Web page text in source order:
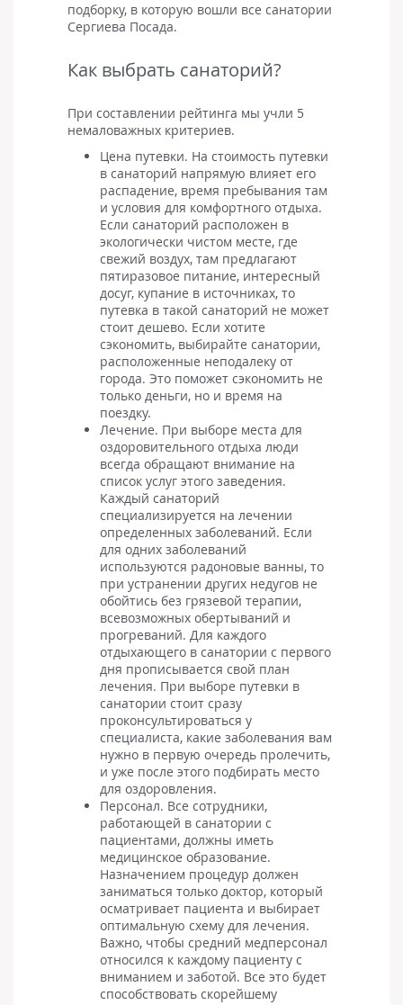
подборку, в которую вошли все санатории
Сергиева Посада.
Как выбрать санаторий?
При составлении рейтинга мы учли 5
немаловажных критериев.
Цена путевки. На стоимость путевки
в санаторий напрямую влияет его
распадение, время пребывания там
и условия для комфортного отдыха.
Если санаторий расположен в
экологически чистом месте, где
свежий воздух, там предлагают
пятиразовое питание, интересный
досуг, купание в источниках, то
путевка в такой санаторий не может
стоит дешево. Если хотите
сэкономить, выбирайте санатории,
расположенные неподалеку от
города. Это поможет сэкономить не
только деньги, но и время на
поездку.
Лечение. При выборе места для
оздоровительного отдыха люди
всегда обращают внимание на
список услуг этого заведения.
Каждый санаторий
специализируется на лечении
определенных заболеваний. Если
для одних заболеваний
используются радоновые ванны, то
при устранении других недугов не
обойтись без грязевой терапии,
всевозможных обертываний и
прогреваний. Для каждого
отдыхающего в санатории с первого
дня прописывается свой план
лечения. При выборе путевки в
санатории стоит сразу
проконсультироваться у
специалиста, какие заболевания вам
нужно в первую очередь пролечить,
и уже после этого подбирать место
для оздоровления.
Персонал. Все сотрудники,
работающей в санатории с
пациентами, должны иметь
медицинское образование.
Назначением процедур должен
заниматься только доктор, который
осматривает пациента и выбирает
оптимальную схему для лечения.
Важно, чтобы средний медперсонал
относился к каждому пациенту с
вниманием и заботой. Все это будет
способствовать скорейшему